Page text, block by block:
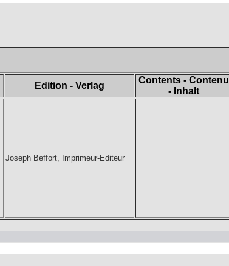
Edition - Verlag
Contents - Contenu
- Inhalt
Joseph Beffort, Imprimeur-Editeur